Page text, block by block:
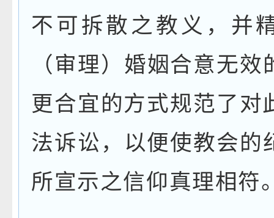
不可拆散之教义，并
（审理）婚姻合意无效
更合宜的方式规范了对
法诉讼，以便使教会的
所宣示之信仰真理相符